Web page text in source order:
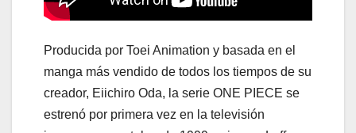
Producida por Toei Animation y basada en el
manga más vendido de todos los tiempos de su
creador, Eiichiro Oda, la serie ONE PIECE se
estrenó por primera vez en la televisión